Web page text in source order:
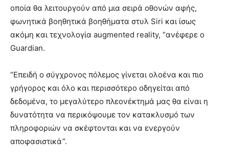
οποία θα λειτουργούν από μια σειρά οθονών αφής,
φωνητικά βοηθητικά βοηθήματα στυλ Siri και ίσως
ακόμη και τεχνολογία augmented reality, “ανέφερε ο
Guardian.
“Επειδή ο σύγχρονος πόλεμος γίνεται ολοένα και πιο
γρήγορος και όλο και περισσότερο οδηγείται από
δεδομένα, το μεγαλύτερο πλεονέκτημά μας θα είναι η
δυνατότητα να περικόψουμε τον κατακλυσμό των
πληροφοριών να σκέφτονται και να ενεργούν
αποφασιστικά”.